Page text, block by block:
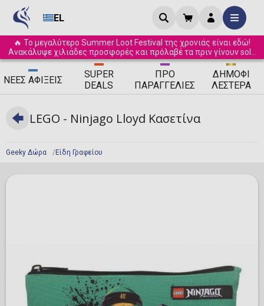
EL
🔥 Το μεγαλύτερο Summer Loot Festival της χρονιάς είναι εδώ!
Ανακάλυψε χιλιάδες προσφορές και πρόλαβέ τα πριν γίνουν sold
out! ☀️
ΝΈΕΣ ΑΦΊΞΕΙΣ
SUPER
DEALS
ΠΡΟ
ΠΑΡΑΓΓΕΛΊΕΣ
ΔΗΜΟΦΙ
ΛΈΣΤΕΡΑ
Geeky Δώρα Είδη Γραφείου
LEGO - Ninjago Lloyd Κασετίνα